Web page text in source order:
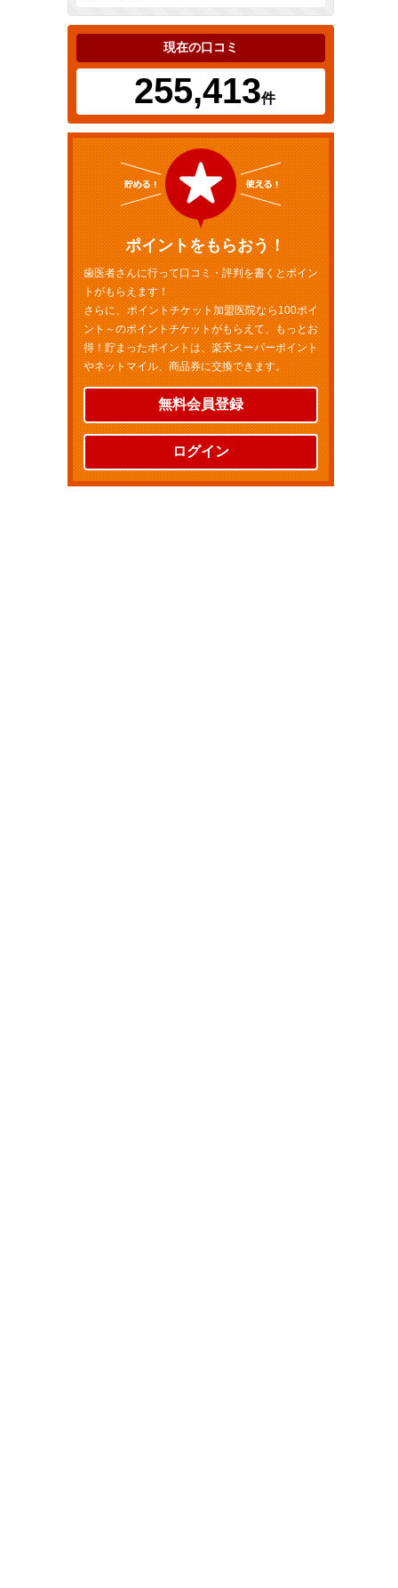
現在の口コミ
255,413件
ポイントをもらおう！
歯医者さんに行って口コミ・評判を書くとポイン
トがもらえます！
さらに、ポイントチケット加盟医院なら100ポイ
ント～のポイントチケットがもらえて、もっとお
得！貯まったポイントは、楽天スーパーポイント
やネットマイル、商品券に交換できます。
無料会員登録
ログイン